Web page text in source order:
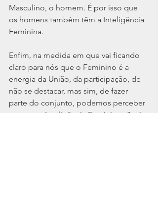
Masculino, o homem. É por isso que
os homens também têm a Inteligência
Feminina.
Enfim, na medida em que vai ficando
claro para nós que o Feminino é a
energia da União, da participação, de
não se destacar, mas sim, de fazer
parte do conjunto, podemos perceber
por que a Inteligência Feminina não é